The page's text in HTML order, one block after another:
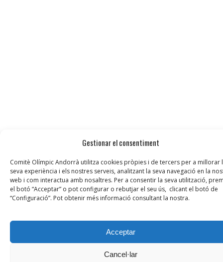
Gestionar el consentiment
Comitè Olímpic Andorrà utilitza cookies pròpies i de tercers per a millorar
seva experiència i els nostres serveis, analitzant la seva navegació en la
web i com interactua amb nosaltres. Per a consentir la seva utilització,
el botó “Acceptar” o pot configurar o rebutjar el seu ús, clicant el botó de
“Configuració”. Pot obtenir més informació consultant la nostra.
Acceptar
Cancel·lar